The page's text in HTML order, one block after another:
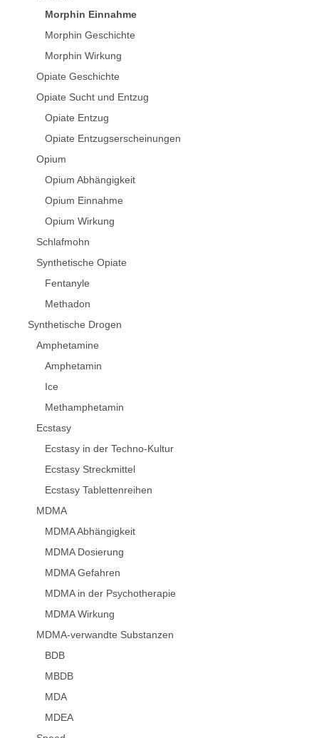
Morphin Einnahme
Morphin Geschichte
Morphin Wirkung
Opiate Geschichte
Opiate Sucht und Entzug
Opiate Entzug
Opiate Entzugserscheinungen
Opium
Opium Abhängigkeit
Opium Einnahme
Opium Wirkung
Schlafmohn
Synthetische Opiate
Fentanyle
Methadon
Synthetische Drogen
Amphetamine
Amphetamin
Ice
Methamphetamin
Ecstasy
Ecstasy in der Techno-Kultur
Ecstasy Streckmittel
Ecstasy Tablettenreihen
MDMA
MDMA Abhängigkeit
MDMA Dosierung
MDMA Gefahren
MDMA in der Psychotherapie
MDMA Wirkung
MDMA-verwandte Substanzen
BDB
MBDB
MDA
MDEA